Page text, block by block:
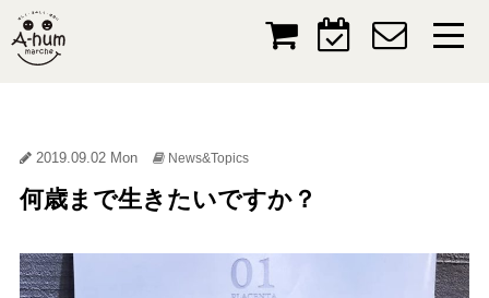
2019.09.02 Mon News&Topics
何歳まで生きたいですか？